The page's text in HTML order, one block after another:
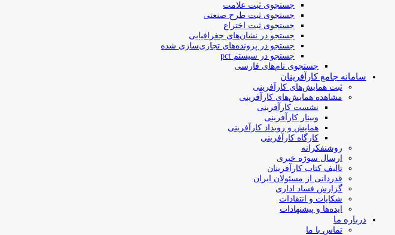
جستجوی ثبت علامت
جستجوی ثبت طرح صنعتی
جستجوی ثبت اختراع
جستجو در نشان‌های جغرافیایی
جستجو در پرونده‌های تجاری‌سازی شده
جستجو در سیستم pct
جستجوی نام‌های فارسی
سامانه جامع کارآفرینان
ثبت همایش‌های کارآفرینی
مشاهده همایش‌های کارآفرینی
نشست کارآفرینی
وبینار کارآفرینی
همایش و رویداد کارآفرینی
کارگاه کارآفرینی
روشنفکرانه
ارسال سوژه‌ خبری
تالیف کتاب کارآفرینان
قدردانی از مسئولان ایران
گزارش فساد اداری
شکایات و انتقادات
ایده‌ها و پیشنهادات
درباره ما
تماس با ما